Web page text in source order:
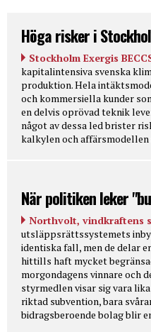
Höga risker i
Stockholm Exergis
kapitalintensiva svenska
produktion. Hela
och kommersiella kunder
en delvis oprövad teknik
något av dessa led brister
kalkylen och
När politiken leker
Northvolt, vindkraftens
utsläppsrättssystemets
identiska fall, men de delar
hittills haft mycket
morgondagens vinnare och
styrmedlen visar sig vara
riktad subvention, bara
bidragsberoende bolag blir